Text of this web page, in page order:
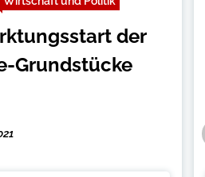
der
Grundstücke